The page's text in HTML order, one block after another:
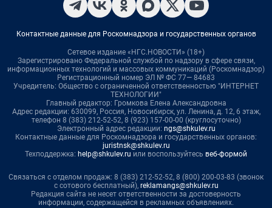
Контактные данные для Роскомнадзора и государственных органов
Сетевое издание «НГС.НОВОСТИ» (18+)
Зарегистрировано Федеральной службой по надзору в сфере связи,
информационных технологий и массовых коммуникаций (Роскомнадзор)
Регистрационный номер ЭЛ № ФС 77— 84683
Учредитель: Общество с ограниченной ответственностью "ИНТЕРНЕТ
ТЕХНОЛОГИИ"
Главный редактор: Громкова Елена Александровна
Адрес редакции: 630099, Россия, Новосибирск, ул. Ленина, д. 12, 6 этаж,
телефон 8 (383) 212-52-52, 8 (923) 157-00-00 (круглосуточно)
Электронный адрес редакции: ngs@shkulev.ru
Контактные данные для Роскомнадзора и государственных органов:
juristnsk@shkulev.ru
Техподдержка: help@shkulev.ru или воспользуйтесь веб-формой
Связаться с отделом продаж: 8 (383) 212-52-52, 8 (800) 200-03-83 (звонок
с сотового бесплатный), reklamangs@shkulev.ru
Редакция сайта не несет ответственности за достоверность
информации, содержащейся в рекламных объявлениях.